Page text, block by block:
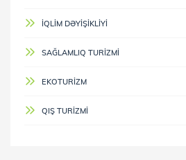
İQLIM DƏYIŞIKLIYI
SAĞLAMLIQ TURIZMI
EKOTURIZM
QIŞ TURIZMI